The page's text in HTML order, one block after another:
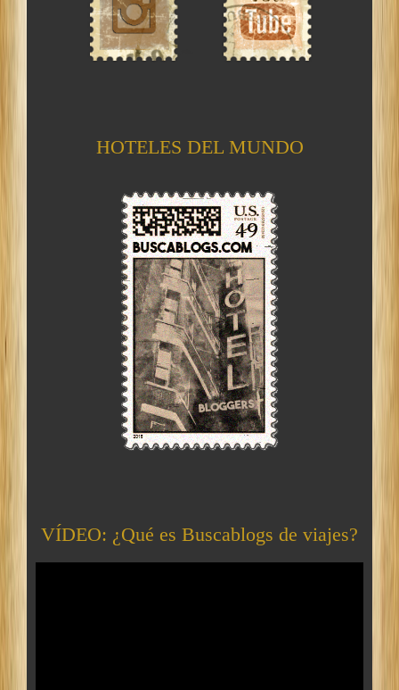
HOTELES DEL MUNDO
VÍDEO: ¿Qué es Buscablogs de viajes?